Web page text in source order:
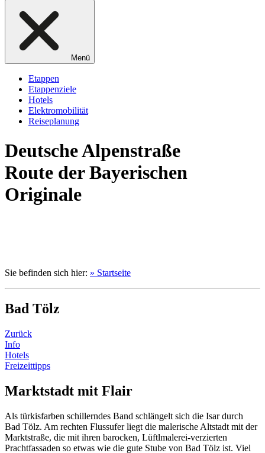
Menü
Etappen
Etappenziele
Hotels
Elektromobilität
Reiseplanung
DeutscheAlpenstraße
Route der Bayerischen
Originale
Sie befinden sich hier: » Startseite
Bad Tölz
Zurück
Info
Hotels
Freizeittipps
Marktstadt mit Flair
Als türkisfarben schillerndes Band schlängelt sich die Isar durch
Bad Tölz. Am rechten Flussufer liegt die malerische Altstadt mit der
Marktstraße, die mit ihren barocken, Lüftlmalerei-verzierten
Prachtfassaden so etwas wie die gute Stube von Bad Tölz ist. Viel